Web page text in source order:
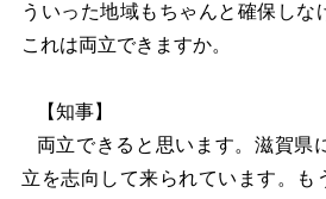
ういった地域もちゃんと確保しな
これは両立できますか。
【知事】
両立できると思います。滋賀県
立を志向して来られています。も